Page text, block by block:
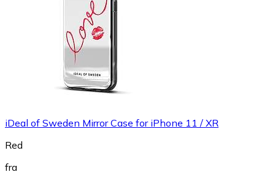
iDeal of Sweden Mirror Case for iPhone 11 / XR
Red
fra